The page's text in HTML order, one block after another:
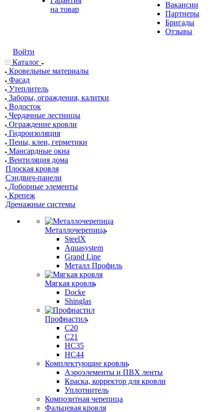
на товар
Вакансии
Партнеры
Бригады
Отзывы
Войти
Каталог
Кровельные материалы
Фасад
Утеплитель
Заборы, ограждения, калитки
Водосток
Чердачные лестницы
Ограждение кровли
Гидроизоляция
Пены, клеи, герметики
Мансардные окна
Вентиляция дома
Плоская кровля
Сэндвич-панели
Доборные элементы
Крепеж
Дренажные системы
Металлочерепица
SteelX
Aquasystem
Grand Line
Металл Профиль
Мягкая кровля
Docke
Shinglas
Профнастил
C20
C21
НС35
НС44
Комплектующие кровли
Аэроэлементы и ПВХ ленты
Краска, корректор для кровли
Уплотнитель
Композитная черепица
Фальцевая кровля